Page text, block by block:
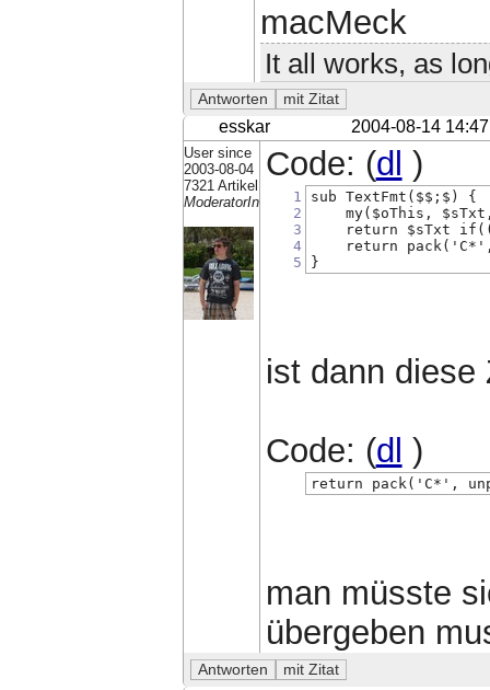
macMeck
It all works, as
esskar 2004-08-14 14:47
User since
2003-08-04
7321 Artikel
ModeratorIn
Code: (dl )
1
2
3
4
5
sub TextFmt($$;$) {
my($oThis,
return $sTxt
return
}
ist dann diese
Code: (dl )
return pack('C*',
man müsste
übergeben